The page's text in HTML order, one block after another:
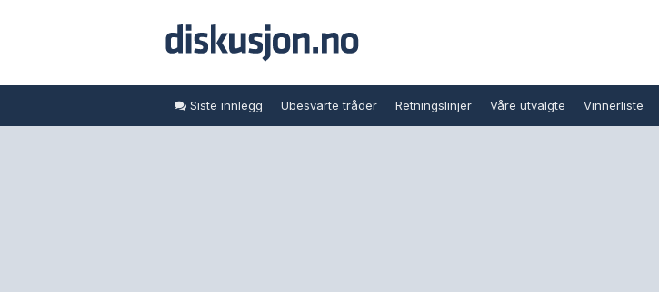
Siste innlegg Ubesvarte tråder Retningslinjer Våre utvalgte Vinnerliste